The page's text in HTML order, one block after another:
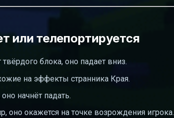
или телепортируется
блока, оно падает вниз.
на эффекты странника Края.
начнёт падать.
оно окажется на точке возрождения игрока.